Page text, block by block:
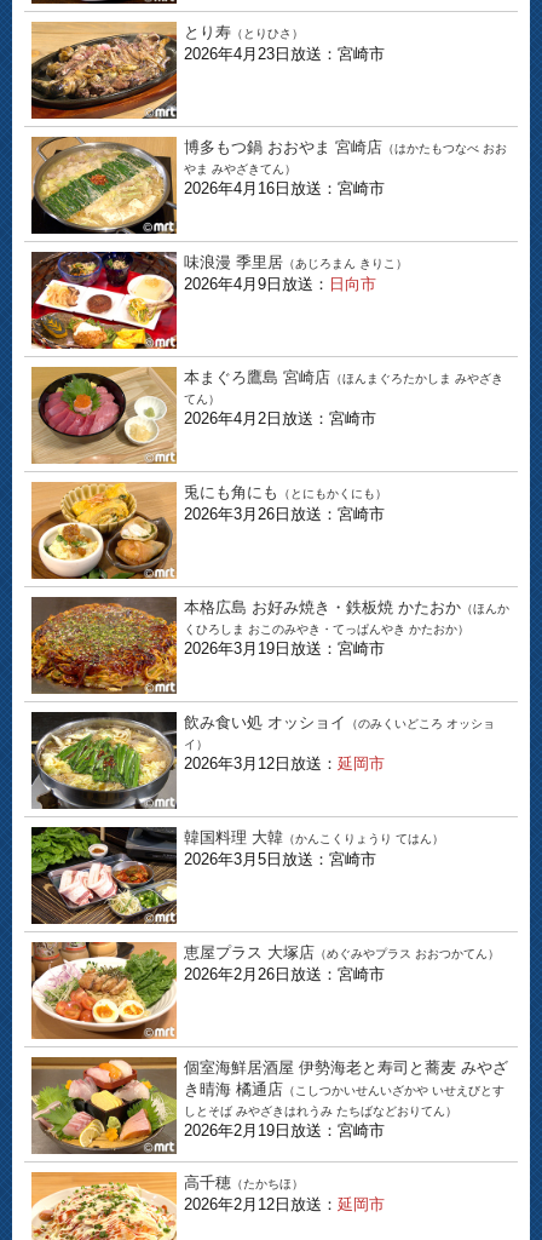
とり寿 （とりひさ）
2026年4月23日放送：宮崎市
博多もつ鍋 おおやま 宮崎店 （はかたもつなべ おお
やま みやざきてん）
2026年4月16日放送：宮崎市
味浪漫 季里居 （あじろまん きりこ）
2026年4月9日放送： 日向市
本まぐろ鷹島 宮崎店 （ほんまぐろたかしま みやざき
てん）
2026年4月2日放送：宮崎市
兎にも角にも （とにもかくにも）
2026年3月26日放送：宮崎市
本格広島 お好み焼き・鉄板焼 かたおか （ほんか
くひろしま おこのみやき・てっぱんやき かたおか）
2026年3月19日放送：宮崎市
飲み食い処 オッショイ
（のみくいどころ オッショ
イ）
2026年3月12日放送： 延岡市
韓国料理 大韓 （かんこくりょうり てはん）
2026年3月5日放送：宮崎市
恵屋プラス 大塚店 （めぐみやプラス おおつかてん）
2026年2月26日放送：宮崎市
個室海鮮居酒屋 伊勢海老と寿司と蕎麦 みやざ
き晴海 橘通店 （こしつかいせんいざかや いせえびとす
しとそば みやざきはれうみ たちばなどおりてん）
2026年2月19日放送：宮崎市
高千穂 （たかちほ）
2026年2月12日放送： 延岡市